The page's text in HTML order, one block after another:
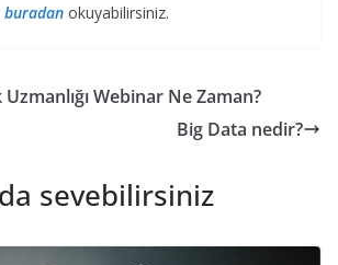
buradan okuyabilirsiniz.
Webinar Ne Zaman?
Big Data nedir?
sevebilirsiniz